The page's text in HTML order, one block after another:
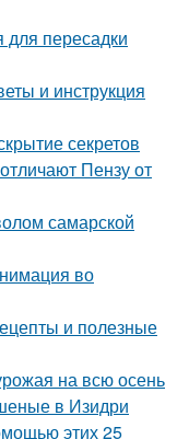
пересадки
и инструкция
секретов
Пензу от
самарской
во
и полезные
на всю осень
в Изидри
этих 25